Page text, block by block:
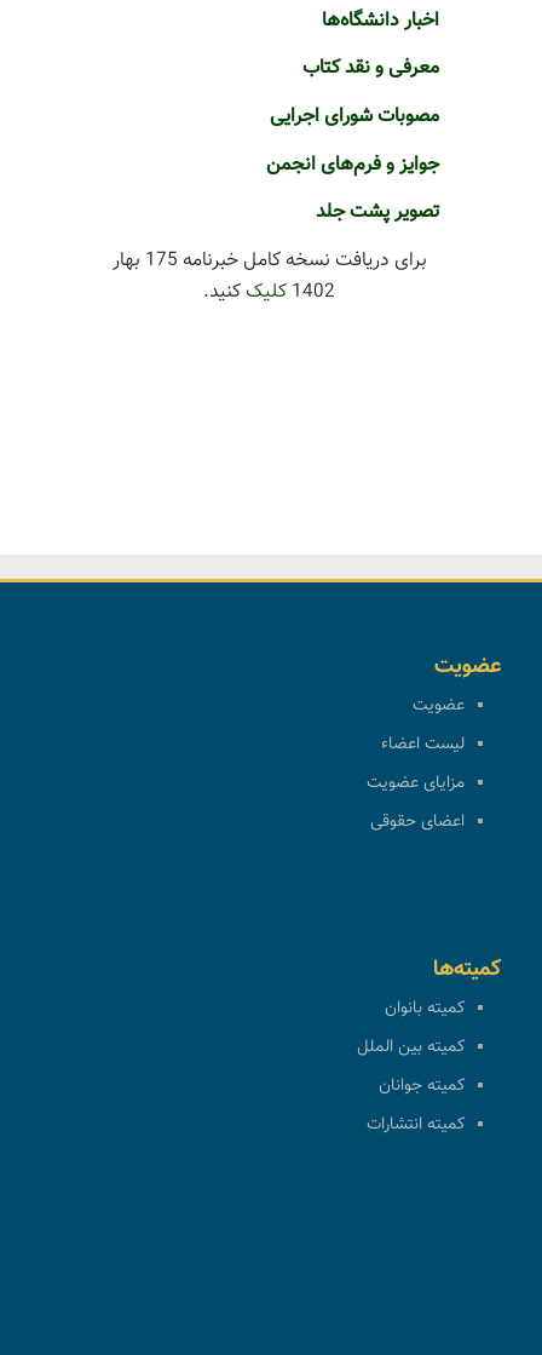
اخبار دانشگاه‌ها
معرفی و نقد کتاب
مصوبات شورای اجرایی
جوایز و فرم‌های انجمن
تصویر پشت جلد
برای دریافت نسخه کامل خبرنامه 175 بهار
1402 کلیک کنید.
عضویت
عضویت
لیست اعضاء
مزایای عضویت
اعضای حقوقی
کمیته‌ها
کمیته بانوان
کمیته بین الملل
کمیته جوانان
کمیته انتشارات